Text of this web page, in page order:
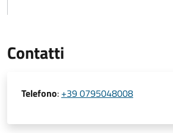
Contatti
Telefono: +39 0795048008